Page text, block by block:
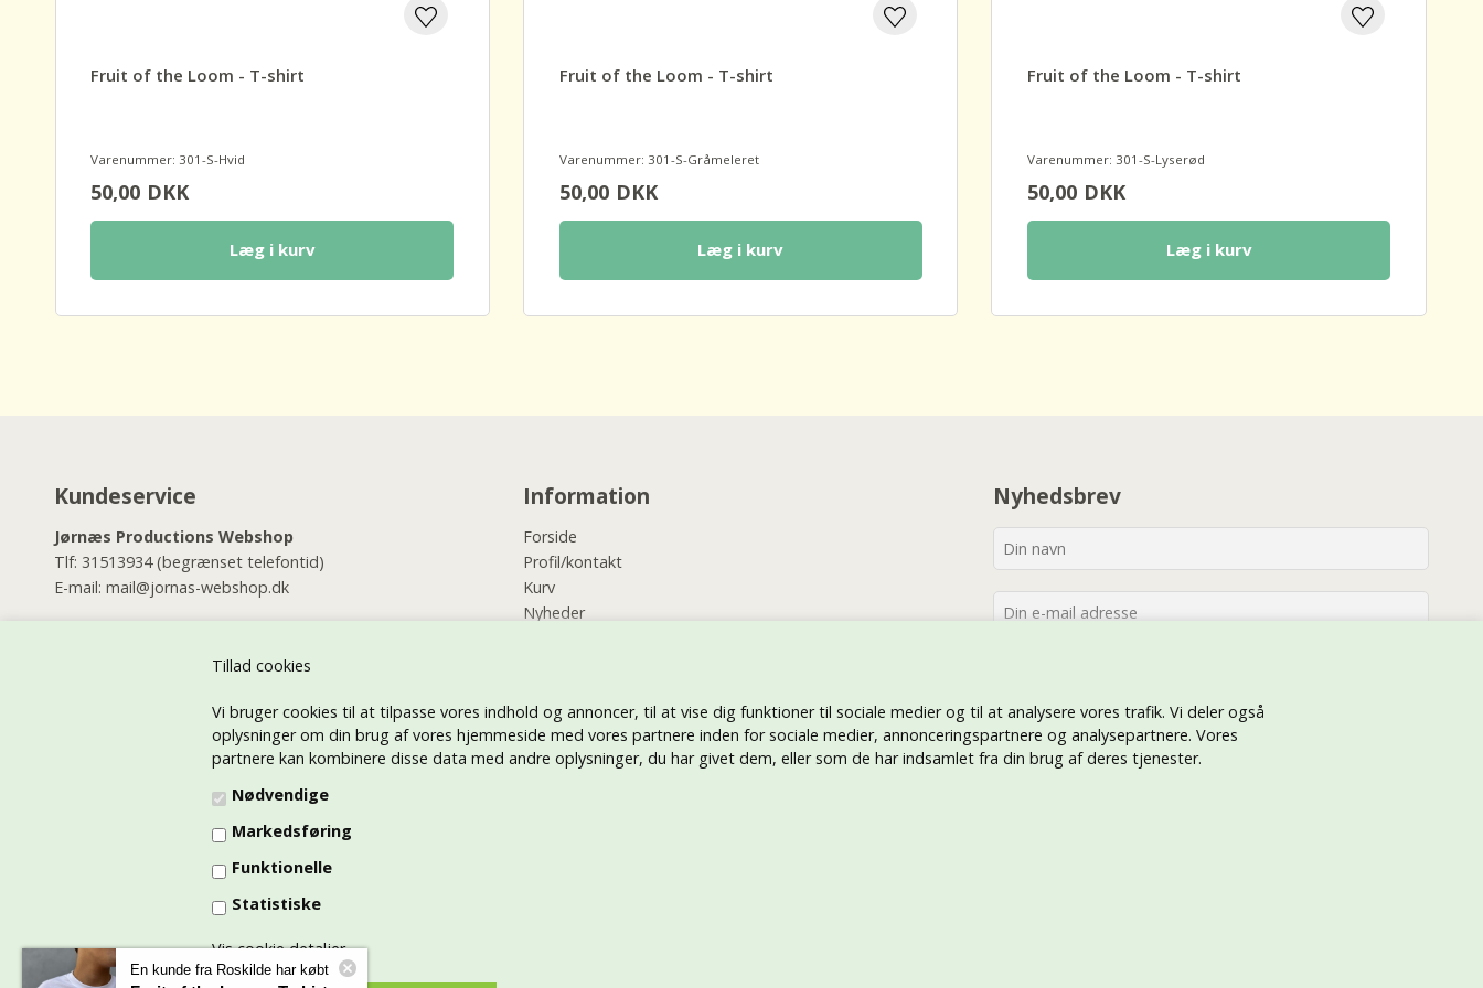
Tillad cookies
Vi bruger cookies til at tilpasse vores indhold og annoncer, til at vise dig funktioner til sociale medier og til at analysere vores trafik. Vi deler også
oplysninger om din brug af vores hjemmeside med vores partnere inden for sociale medier, annonceringspartnere og analysepartnere. Vores
partnere kan kombinere disse data med andre oplysninger, du har givet dem, eller som de har indsamlet fra din brug af deres tjenester.
Nødvendige
Markedsføring
Funktionelle
Statistiske
Vis cookie detaljer
Fruit of the Loom - T-shirt
Varenummer: 301-S-Hvid
50,00DKK
Læg i kurv
Fruit of the Loom - T-shirt
Varenummer: 301-S-Gråmeleret
50,00DKK
Læg i kurv
Fruit of the Loom - T-shirt
Varenummer: 301-S-Lyserød
50,00DKK
Læg i kurv
Kundeservice
Jørnæs Productions Webshop
Tlf: 31513934(begrænset telefontid)
E-mail: mail@jornas-webshop.dk
(alle dage i dagtimerne)
jornas@jornas.dk
Jørnæs Productions Tryk på tøj afdelingen
Information
Forside
Profil/kontakt
Kurv
Nyheder
Hjælp
Tryk på tøj
Betal
Nyhedsbrev
En kunde fra Roskilde har købt